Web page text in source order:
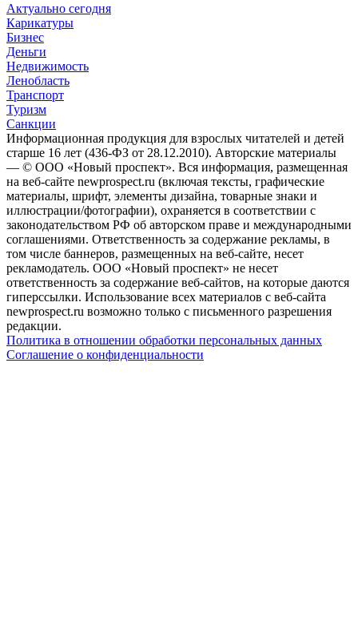
Актуально сегодня
Карикатуры
Бизнес
Деньги
Недвижимость
Ленобласть
Транспорт
Туризм
Санкции
Информационная продукция для взрослых читателей и детей
старше 16 лет (436-ФЗ от 28.12.2010). Авторские материалы
— © ООО «Новый проспект». Вся информация, размещенная
на веб-сайте newprospect.ru (включая тексты, графические
материалы, шрифт, элементы дизайна, товарные знаки и
иллюстрации/фотографии), охраняется в соответствии с
законодательством РФ об авторском праве и международными
соглашениями. Ответственность за содержание рекламы, в
том числе баннеров, размещенных на веб-сайте, несет
рекламодатель. ООО «Новый проспект» не несет
ответственность за содержание веб-сайтов, на которые даются
гиперссылки. Использование всех материалов с веб-сайта
newprospect.ru возможно только с письменного разрешения
редакции.
Политика в отношении обработки персональных данных
Соглашение о конфиденциальности